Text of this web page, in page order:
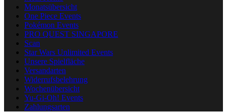
Monatsübersicht
One Piece Events
Pokémon Events
PRO QUEST SINGAPORE
Scan
Star Wars Unlimited Events
Unsere Spielfläche
Versandarten
Widerrufsbelehrung
Wochenübersicht
Yu-Gi-Oh! Events
Zahlungsarten